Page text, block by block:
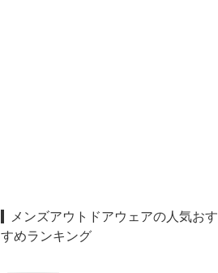
メンズアウトドアウェアの人気おす
すめランキング